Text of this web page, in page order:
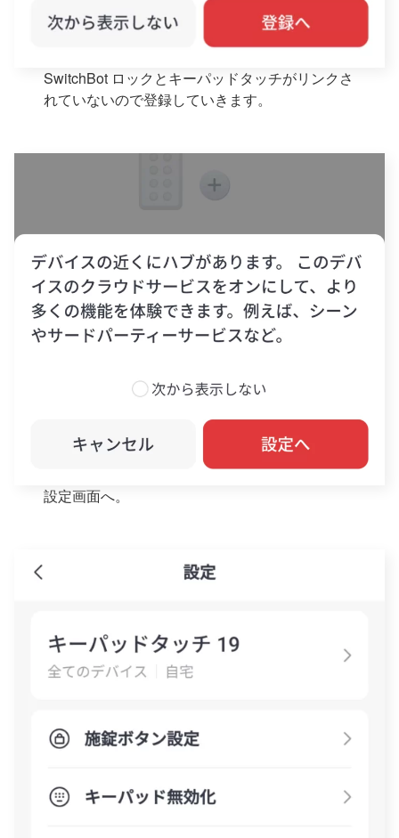
SwitchBot ロックとキーパッドタッチがリンクさ
れていないので登録していきます。
設定画面へ。